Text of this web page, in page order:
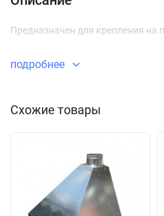
Предназначен для крепления на
подробнее
Схожие товары